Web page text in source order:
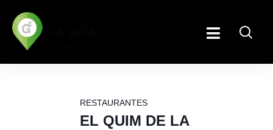
RESTAURANTES
EL QUIM DE LA